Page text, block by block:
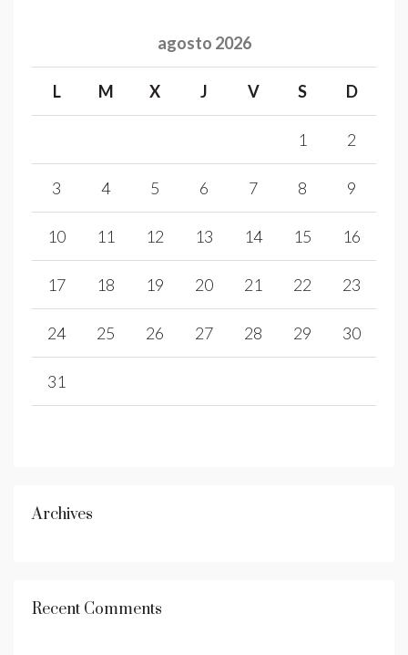
agosto 2026
L M X J V S D
1 2
3 4 5 6 7 8 9
10 11 12 13 14 15 16
17 18 19 20 21 22 23
24 25 26 27 28 29 30
31
Archives
Recent Comments